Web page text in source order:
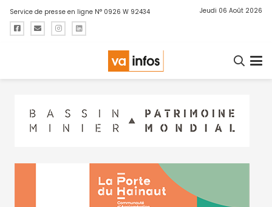
Service de presse en ligne N° 0926 W 92434 Jeudi 06 Août 2026